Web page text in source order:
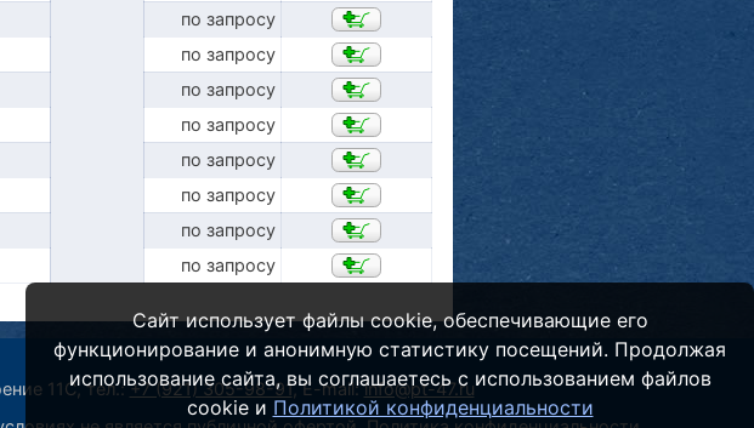
по запросу
по запросу
по запросу
по запросу
по запросу
по запросу
по запросу
по запросу
11С,тел.:+7 (921) 305-98-91,E-mail:info@pt-47.ru
Сайт использует файлы cookie, обеспечивающие его
функционирование и анонимную статистику посещений. Продолжая
использование сайта, вы соглашаетесь с использованием файлов
cookie и Политикой конфиденциальности